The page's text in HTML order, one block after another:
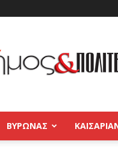
και
Πολιτεία
Βύρωνας
–
Παγκράτι
ΒΥΡΩΝΑΣ